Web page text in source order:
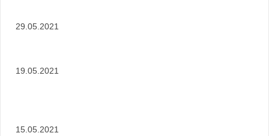
29.05.2021
19.05.2021
15.05.2021